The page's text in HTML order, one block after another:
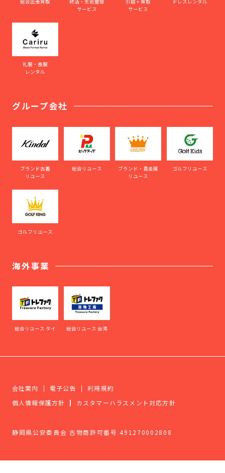
サービス
サービス
礼服・喪服
レンタル
グループ会社
ブランド古着
リユース
総合リユース
ブランド・貴金属
リユース
ゴルフリユース
ゴルフリユース
海外事業
総合リユース タイ 総合リユース 台湾
会社案内 電子公告
利用規約
個人情報保護方針
カスタマーハラスメント対応方針
静岡県公安委員会 古物商許可番号 491270002808